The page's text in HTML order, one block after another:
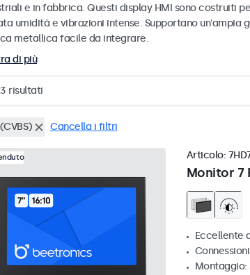
e in fabbrica. Questi display HMI sono costruiti
umidità e vibrazioni intense. Supportano un'ampia
metallica facile da integrare.
di più
risultati
Cancella i filtri
Monitor 7
Articolo:
Eccellente
Montaggio: